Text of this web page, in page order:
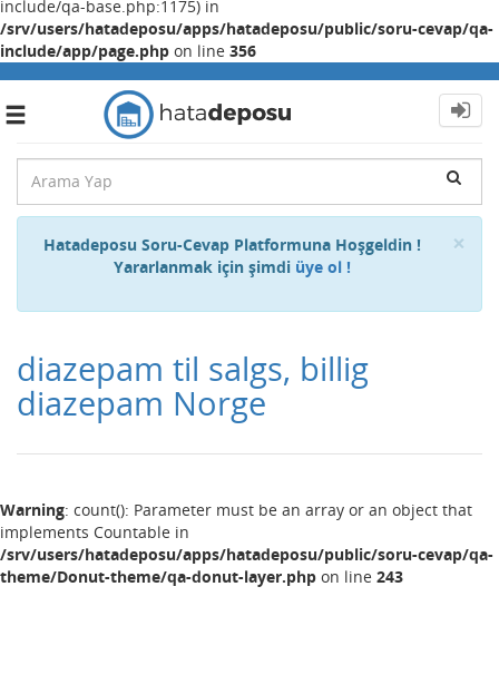
include/qa-base.php:1175) in
/srv/users/hatadeposu/apps/hatadeposu/public/soru-cevap/qa-
include/app/page.php on line 356
Toggle
×
Hatadeposu Soru-Cevap Platformuna Hoşgeldin !
Yararlanmak için şimdi üye ol !
diazepam til salgs, billig
diazepam Norge
Warning: count(): Parameter must be an array or an object that
implements Countable in
/srv/users/hatadeposu/apps/hatadeposu/public/soru-cevap/qa-
theme/Donut-theme/qa-donut-layer.php on line 243